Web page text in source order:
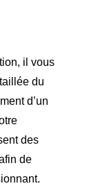
il vous
du
d’un
des
de